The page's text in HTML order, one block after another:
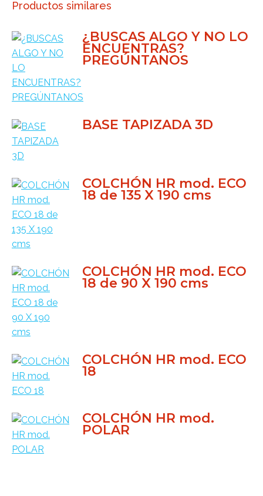
Productos similares
¿BUSCAS ALGO Y NO LO
ENCUENTRAS?
PREGÚNTANOS
BASE TAPIZADA 3D
COLCHÓN HR mod. ECO
18 de 135 X 190 cms
COLCHÓN HR mod. ECO
18 de 90 X 190 cms
COLCHÓN HR mod. ECO
18
COLCHÓN HR mod.
POLAR